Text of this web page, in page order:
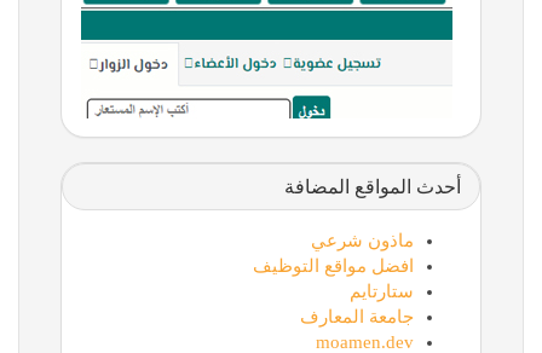
أحدث المواقع المضافة
ماذون شرعي
افضل مواقع التوظيف
ستارتايم
جامعة المعارف
moamen.dev